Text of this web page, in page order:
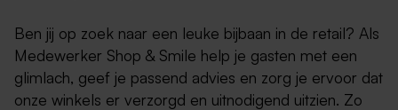
Ben jij op zoek naar een leuke bijbaan in de retail? Als
Medewerker Shop & Smile help je gasten met een
glimlach, geef je passend advies en zorg je ervoor dat
onze winkels er verzorgd en uitnodigend uitzien. Zo